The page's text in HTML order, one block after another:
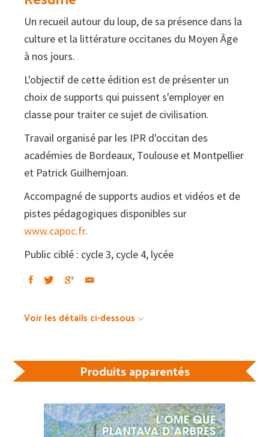
Un recueil autour du loup, de sa présence dans la
culture et la littérature occitanes du Moyen Âge
à nos jours.
L'objectif de cette édition est de présenter un
choix de supports qui puissent s'employer en
classe pour traiter ce sujet de civilisation.
Travail organisé par les IPR d'occitan des
académies de Bordeaux, Toulouse et Montpellier
et Patrick Guilhemjoan.
Accompagné de supports audios et vidéos et de
pistes pédagogiques disponibles sur
www.capoc.fr.
Public ciblé : cycle 3, cycle 4, lycée
Voir les détails ci-dessous
Produits apparentés